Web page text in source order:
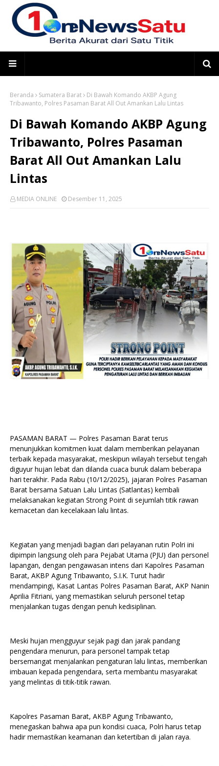
Beranda Sumatera Barat
Di Bawah Komando AKBP Agung
Tribawanto, Polres Pasaman Barat All Out Amankan Lalu Lintas
Di Bawah Komando AKBP Agung
Tribawanto, Polres Pasaman
Barat All Out Amankan Lalu
Lintas
MEDIA ONLINE Desember 11, 2025
PASAMAN BARAT — Polres Pasaman Barat terus
menunjukkan komitmen kuat dalam memberikan pelayanan
terbaik kepada masyarakat, meskipun wilayah tersebut tengah
diguyur hujan lebat dan dilanda cuaca buruk dalam beberapa
hari terakhir. Pada Rabu (10/12/2025), jajaran Polres Pasaman
Barat bersama Satuan Lalu Lintas (Satlantas) kembali
melaksanakan kegiatan Strong Point di sejumlah titik rawan
kemacetan dan kecelakaan lalu lintas.
Kegiatan yang menjadi bagian dari pelayanan rutin Polri ini
dipimpin langsung oleh para Pejabat Utama (PJU) dan personel
lapangan, dengan pengawasan intens dari Kapolres Pasaman
Barat, AKBP Agung Tribawanto, S.I.K. Turut hadir
mendampingi, Kasat Lantas Polres Pasaman Barat, AKP Nanin
Aprilia Fitriani, yang memastikan seluruh personel tetap
menjalankan tugas dengan penuh kedisiplinan.
Meski hujan mengguyur sejak pagi dan jarak pandang
pengendara menurun, para personel tampak tetap
bersemangat menjalankan pengaturan lalu lintas, memberikan
imbauan kepada pengendara, serta membantu masyarakat
yang melintas di titik-titik rawan.
Kapolres Pasaman Barat, AKBP Agung Tribawanto,
menegaskan bahwa apa pun kondisi cuaca, Polri harus tetap
hadir memastikan keamanan dan ketertiban di jalan raya.